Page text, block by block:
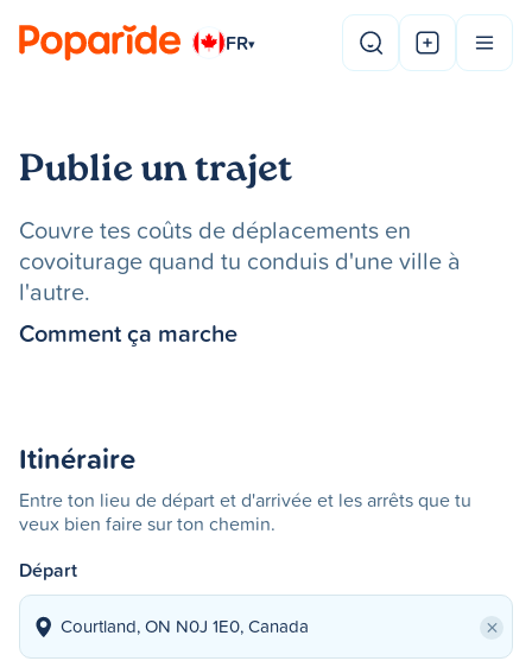
FR▾
Publie un trajet
Couvre tes coûts de déplacements en
covoiturage quand tu conduis d'une ville à
l'autre.
Comment ça marche
Itinéraire
Entre ton lieu de départ et d'arrivée et les arrêts que tu
veux bien faire sur ton chemin.
Départ
×